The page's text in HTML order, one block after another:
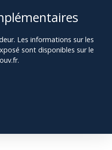
Les informations sur les
sont disponibles sur le